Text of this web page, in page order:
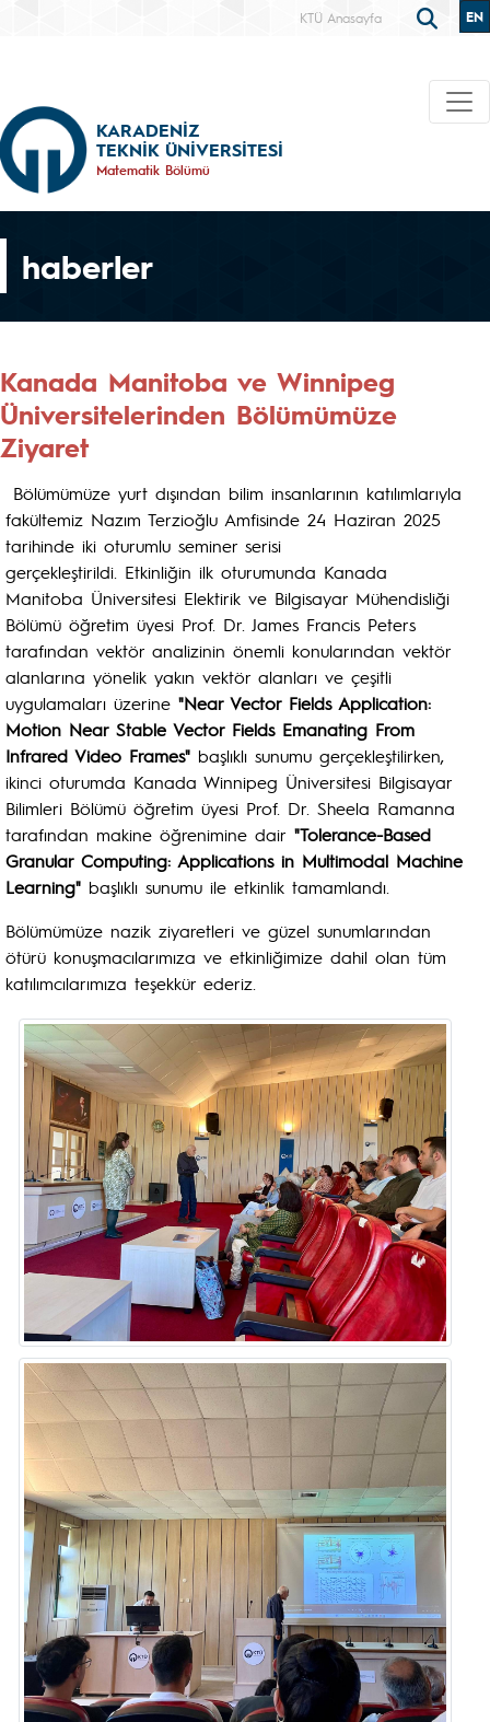
KTÜ Anasayfa EN
KARADENİZ
TEKNİK ÜNİVERSİTESİ
Matematik Bölümü
haberler
Kanada Manitoba ve Winnipeg
Üniversitelerinden Bölümümüze
Ziyaret
Bölümümüze yurt dışından bilim insanlarının katılımlarıyla
fakültemiz Nazım Terzioğlu Amfisinde 24 Haziran 2025
tarihinde iki oturumlu seminer serisi
gerçekleştirildi. Etkinliğin ilk oturumunda Kanada
Manitoba Üniversitesi Elektirik ve Bilgisayar Mühendisliği
Bölümü öğretim üyesi Prof. Dr. James Francis Peters
tarafından vektör analizinin önemli konularından vektör
alanlarına yönelik yakın vektör alanları ve çeşitli
uygulamaları üzerine "Near Vector Fields Application:
Motion Near Stable Vector Fields Emanating From
Infrared Video Frames" başlıklı sunumu gerçekleştilirken,
ikinci oturumda Kanada Winnipeg Üniversitesi Bilgisayar
Bilimleri Bölümü öğretim üyesi Prof. Dr. Sheela Ramanna
tarafından makine öğrenimine dair "Tolerance-Based
Granular Computing: Applications in Multimodal Machine
Learning" başlıklı sunumu ile etkinlik tamamlandı.
Bölümümüze nazik ziyaretleri ve güzel sunumlarından
ötürü konuşmacılarımıza ve etkinliğimize dahil olan tüm
katılımcılarımıza teşekkür ederiz.